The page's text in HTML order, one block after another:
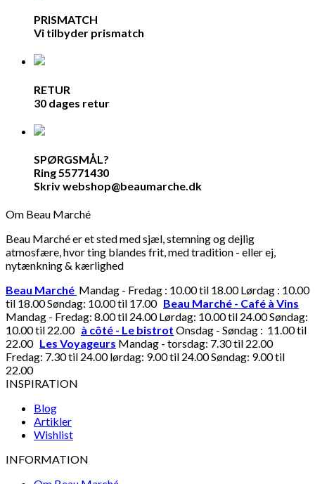
PRISMATCH
Vi tilbyder prismatch
RETUR
30 dages retur
SPØRGSMÅL?
Ring 55771430
Skriv webshop@beaumarche.dk
Om Beau Marché
Beau Marché er et sted med sjæl, stemning og dejlig
atmosfære, hvor ting blandes frit, med tradition - eller ej,
nytænkning & kærlighed
Beau Marché Mandag - Fredag : 10.00 til 18.00 Lørdag : 10.00
til 18.00 Søndag: 10.00 til 17.00 Beau Marché - Café à Vins
Mandag - Fredag: 8.00 til 24.00 Lørdag: 10.00 til 24.00 Søndag:
10.00 til 22.00 à côté - Le bistrot Onsdag - Søndag : 11.00 til
22.00 Les Voyageurs Mandag - torsdag: 7.30 til 22.00
Fredag: 7.30 til 24.00 lørdag: 9.00 til 24.00 Søndag: 9.00 til
22.00
INSPIRATION
Blog
Artikler
Wishlist
INFORMATION